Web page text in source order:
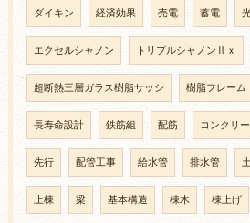
ダイキン 経済効果 売電 蓄電
エクセルシャノン トリプルシャノンⅡｘ
超断熱三層ガラス樹脂サッシ 樹脂フレーム
長寿命設計 鉄筋組 配筋 コンクリ
先行 配管工事 給水管 排水管
上棟 梁 基本構造 棟木 棟上げ